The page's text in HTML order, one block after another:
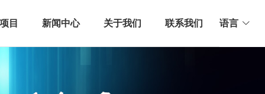
目 新闻中心 关于我们 联系我们 语言